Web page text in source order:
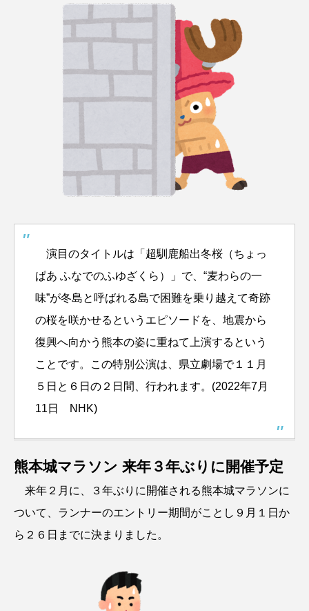
演目のタイトルは「超馴鹿船出冬桜（ちょっ
ぱあ ふなでのふゆざくら）」で、“麦わらの一
味”が冬島と呼ばれる島で困難を乗り越えて奇跡
の桜を咲かせるというエピソードを、地震から
復興へ向かう熊本の姿に重ねて上演するという
ことです。
この特別公演は、県立劇場で１１月
５日と６日の２日間、行われます。(2022年7月
11日 NHK)
熊本城マラソン 来年３年ぶりに開催予定
来年２月に、３年ぶりに開催される熊本城マラソンに
ついて、ランナーのエントリー期間がことし９月１日か
ら２６日までに決まりました。